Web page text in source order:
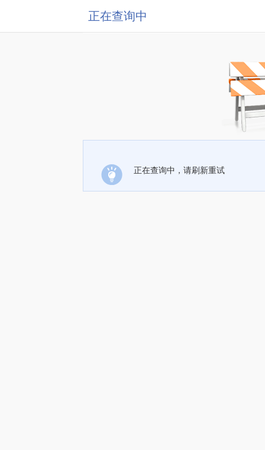
正在查询中
正在查询中，请刷新重试